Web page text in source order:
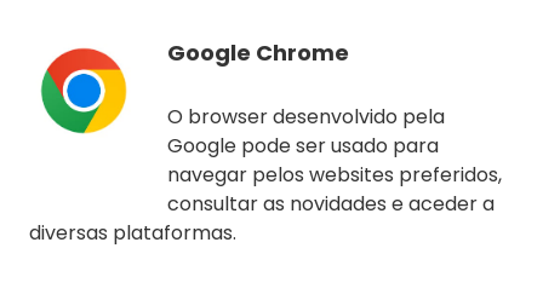
Google Chrome
O browser desenvolvido pela
Google pode ser usado para
navegar pelos websites preferidos,
consultar as novidades e aceder a
diversas plataformas.